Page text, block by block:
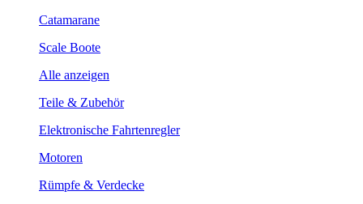
Catamarane
Scale Boote
Alle anzeigen
Teile & Zubehör
Elektronische Fahrtenregler
Motoren
Rümpfe & Verdecke